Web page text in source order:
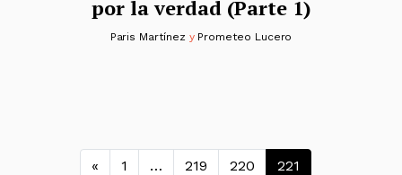
por la verdad (Parte 1)
Paris Martínez y Prometeo Lucero
Navegación de entradas
« 1 … 219 220 221